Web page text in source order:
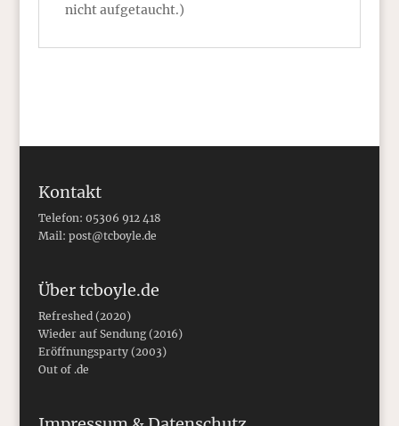
nicht aufgetaucht.)
Kontakt
Telefon: 05306 912 418
Mail: post@tcboyle.de
Über tcboyle.de
Refreshed (2020)
Wieder auf Sendung (2016)
Eröffnungsparty (2003)
Out of .de